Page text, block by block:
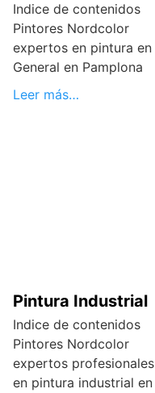
Indice de contenidos
Pintores Nordcolor
expertos en pintura en
General en Pamplona
Leer más…
Pintura Industrial
Indice de contenidos
Pintores Nordcolor
expertos profesionales
en pintura industrial en